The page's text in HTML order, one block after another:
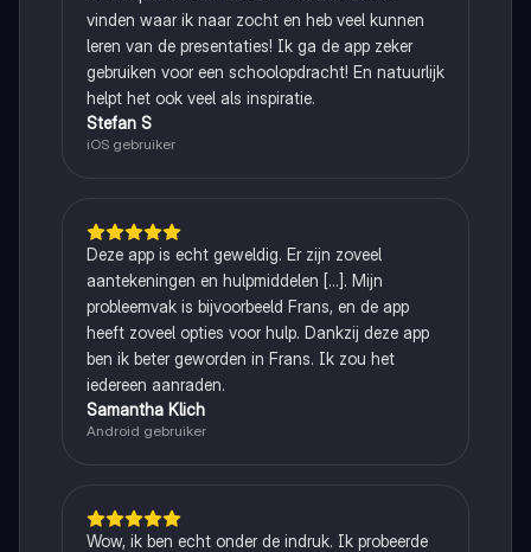
vinden waar ik naar zocht en heb veel kunnen
leren van de presentaties! Ik ga de app zeker
gebruiken voor een schoolopdracht! En natuurlijk
helpt het ook veel als inspiratie.
Stefan S
iOS gebruiker
Deze app is echt geweldig. Er zijn zoveel
aantekeningen en hulpmiddelen [...]. Mijn
probleemvak is bijvoorbeeld Frans, en de app
heeft zoveel opties voor hulp. Dankzij deze app
ben ik beter geworden in Frans. Ik zou het
iedereen aanraden.
Samantha Klich
Android gebruiker
Wow, ik ben echt onder de indruk. Ik probeerde